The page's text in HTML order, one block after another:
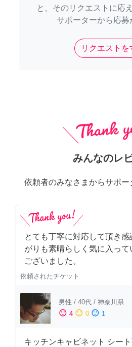
と、そのリクエストに応
サポーターから応募
リクエストを
みんなのレ
依頼者のみなさまからサポ
とても丁寧に対応して頂き
がりも素晴らしく気に入って
ございました。
依頼されたチケット
男性 / 40代 / 神奈川県
sentiment_satisfied 4 sentiment_neutral 0 sentiment_dissatisfied 1
キッチンキャビネット シート